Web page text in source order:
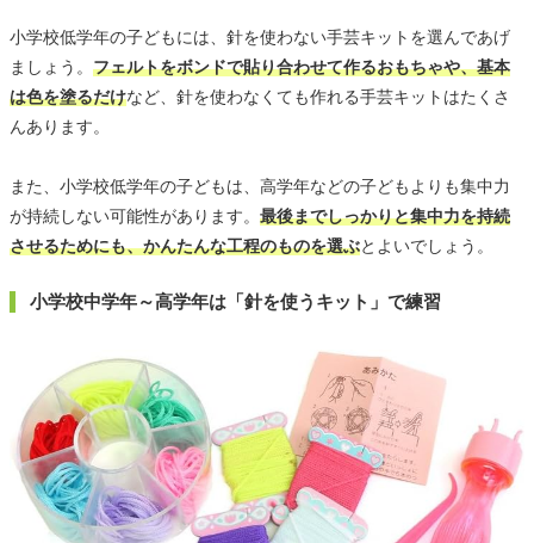
小学校低学年の子どもには、針を使わない手芸キットを選んであげ
ましょう。 フェルトをボンドで貼り合わせて作るおもちゃや、基本
は色を塗るだけなど、針を使わなくても作れる手芸キットはたくさ
んあります。
また、小学校低学年の子どもは、高学年などの子どもよりも集中力
が持続しない可能性があります。 最後までしっかりと集中力を持続
させるためにも、かんたんな工程のものを選ぶとよいでしょう。
小学校中学年～高学年は「針を使うキット」で練習